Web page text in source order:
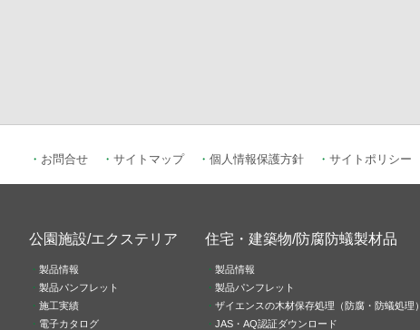
お問合せ サイトマップ 個人情報保護方針 サイトポリシー
公園施設/エクステリア
製品情報
製品パンフレット
施工実績
電子カタログ
住宅・建築物/防腐防蟻製材品
製品情報
製品パンフレット
ザイエンスの木材保存処理（防腐・防蟻処理）
JAS・AQ認証ダウンロード